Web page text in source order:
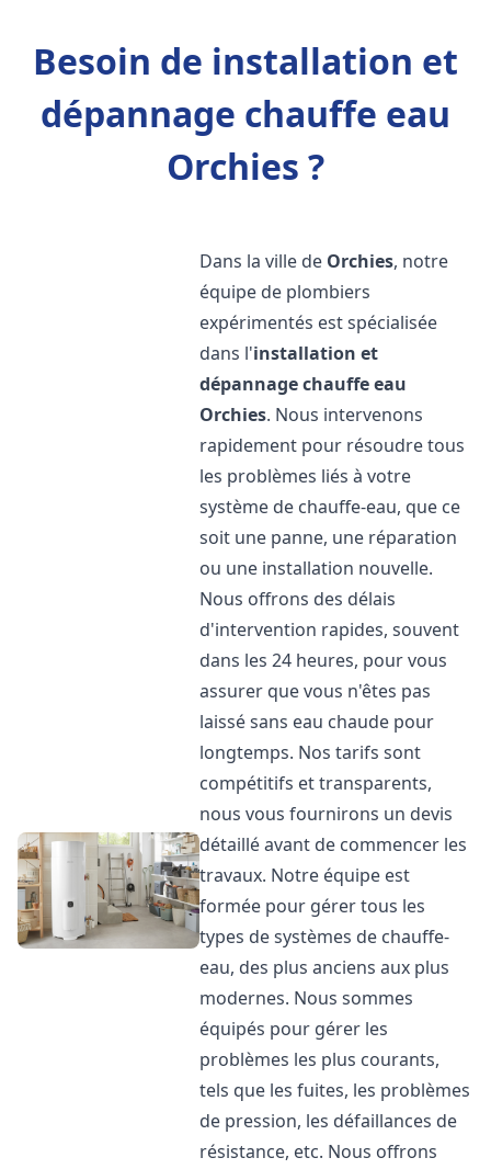
Besoin de installation et
dépannage chauffe eau
Orchies ?
Dans la ville de Orchies, notre
équipe de plombiers
expérimentés est spécialisée
dans l'installation et
dépannage chauffe eau
Orchies. Nous intervenons
rapidement pour résoudre tous
les problèmes liés à votre
système de chauffe-eau, que ce
soit une panne, une réparation
ou une installation nouvelle.
Nous offrons des délais
d'intervention rapides, souvent
dans les 24 heures, pour vous
assurer que vous n'êtes pas
laissé sans eau chaude pour
longtemps. Nos tarifs sont
compétitifs et transparents,
nous vous fournirons un devis
détaillé avant de commencer les
travaux. Notre équipe est
formée pour gérer tous les
types de systèmes de chauffe-
eau, des plus anciens aux plus
modernes. Nous sommes
équipés pour gérer les
problèmes les plus courants,
tels que les fuites, les problèmes
de pression, les défaillances de
résistance, etc. Nous offrons